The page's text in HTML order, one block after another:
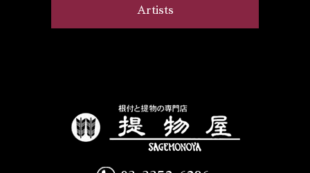
Artists